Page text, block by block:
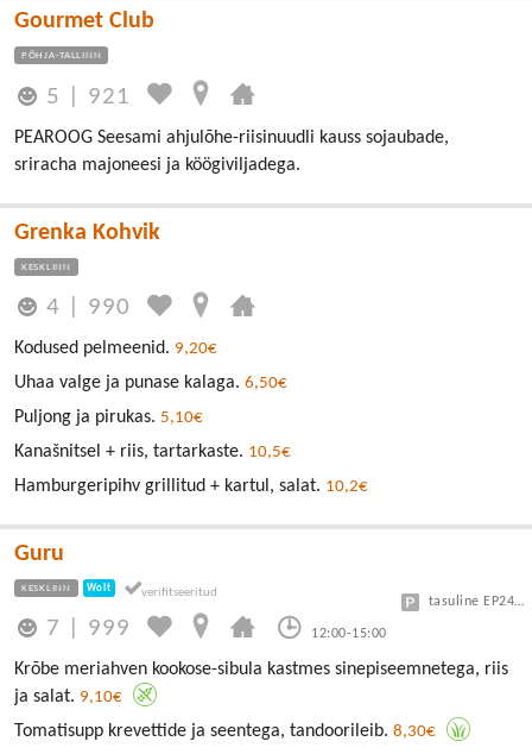
Gourmet Club
PÕHJA-TALLINN
5 921
PEAROOG Seesami ahjulõhe-riisinuudli kauss sojaubade,
sriracha majoneesi ja köögiviljadega.
Grenka Kohvik
KESKLINN
4 990
Kodused pelmeenid. 9,20€
Uhaa valge ja punase kalaga. 6,50€
Puljong ja pirukas. 5,10€
Kanašnitsel + riis, tartarkaste. 10,5€
Hamburgeripihv grillitud + kartul, salat. 10,2€
Guru
KESKLINN Wolt
7 999 12:00-15:00
tasuline EP24 või Vanalinn
Krõbe meriahven kookose-sibula kastmes sinepiseemnetega, riis
ja salat. 9,10€
Tomatisupp krevettide ja seentega, tandoorileib. 8,30€